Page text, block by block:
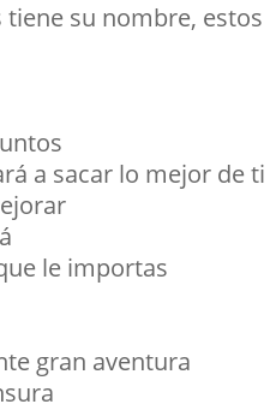
tiene su nombre, estos
a sacar lo mejor de ti
le importas
gran aventura